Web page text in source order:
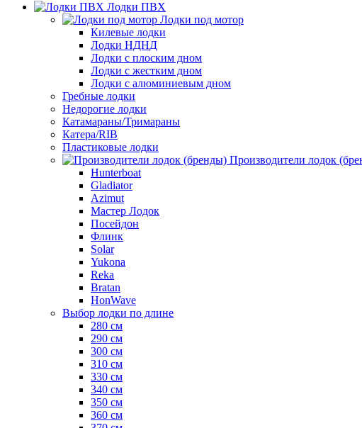
Лодки ПВХ
Лодки под мотор
Килевые лодки
Лодки НДНД
Лодки с плоским дном
Лодки с жестким дном
Лодки с алюминиевым дном
Гребные лодки
Недорогие лодки
Катамараны/Тримараны
Катера/RIB
Пластиковые лодки
Производители лодок
Hunterboat
Gladiator
Azimut
Мастер Лодок
Посейдон
Флинк
Solar
Yukona
Reka
Bratan
HonWave
Выбор лодки по длине
280 см
290 см
300 см
310 см
330 см
340 см
350 см
360 см